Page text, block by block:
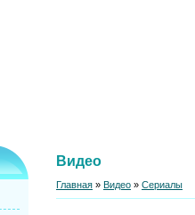
Видео
Главная » Видео » Сериалы